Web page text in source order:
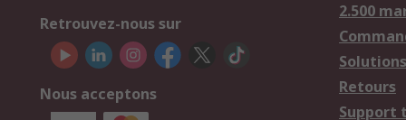
Retrouvez-nous sur
Nous acceptons
2.500
Retours
Support